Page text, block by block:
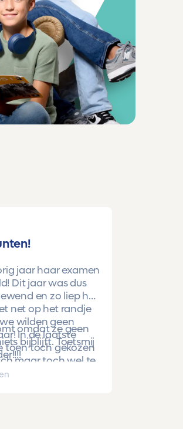
jaar haar examen
Dit jaar was dus
en zo liep het
net op het randje
wilden geen
In de laatste
toen toch gekozen
maar toch wel te
geslaagd
omdat ze geen
bijblijft. Toetsmij